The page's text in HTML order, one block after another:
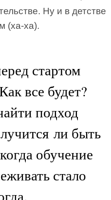
Ну и в детстве
(ха-ха).
стартом
все будет?
подход
ли быть
обучение
стало